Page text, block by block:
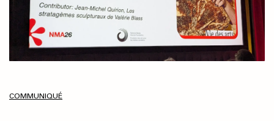
COMMUNIQUÉ